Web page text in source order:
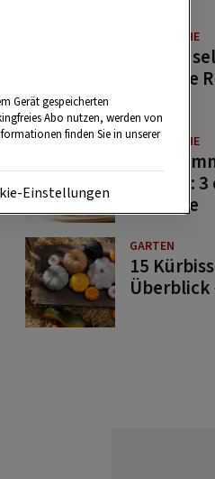
GUTE KÜCHE
Saucen
beliebte
GUTE KÜCHE
backen:
Rezepte
GARTEN
15
Gerät gespeicherten
Abo nutzen, werden von
finden Sie in unserer
Einstellungen